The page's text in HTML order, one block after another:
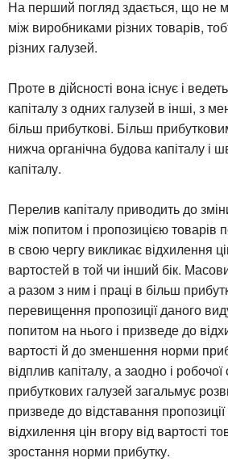
На перший погляд здається, що не
між виробниками різних товарів,
різних галузей.
Проте в дійсності вона існує і
капіталу з одних галузей в інші, з
більш прибуткові. Більш
нижча органічна будова капіталу і
капіталу.
Перелив капіталу приводить до
між попитом і пропозицією товарів
в свою чергу викликає відхилення
вартостей в той чи інший бік.
а разом з ним і праці в більш
перевищення пропозиції даного
попитом на нього і призведе до
вартості й до зменшення норми
відплив капіталу, а заодно і
прибуткових галузей загальмує
призведе до відставання
відхилення цін вгору від вартості
зростання норми прибутку.